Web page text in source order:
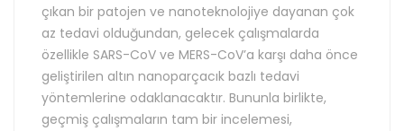
çıkan bir patojen ve nanoteknolojiye dayanan çok
az tedavi olduğundan, gelecek çalışmalarda
özellikle SARS-CoV ve MERS-CoV’a karşı daha önce
geliştirilen altın nanoparçacık bazlı tedavi
yöntemlerine odaklanacaktır. Bununla birlikte,
geçmiş çalışmaların tam bir incelemesi,